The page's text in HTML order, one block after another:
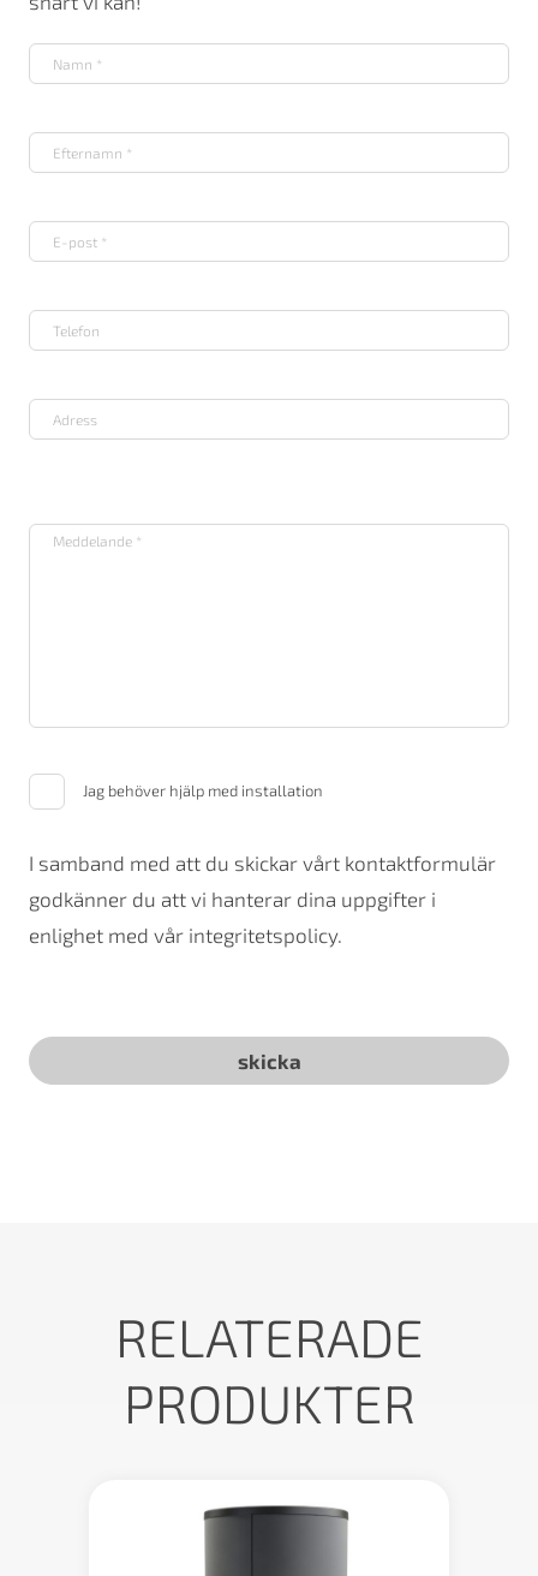
Jag behöver hjälp med installation
I samband med att du skickar vårt kontaktformulär
godkänner du att vi hanterar dina uppgifter i
enlighet med vår integritetspolicy.
RELATERADE
PRODUKTER